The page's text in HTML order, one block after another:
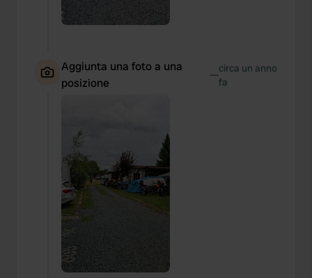
may combine it with other information that you’ve
Aggiunta una foto a una
posizione
—circa un anno
fa